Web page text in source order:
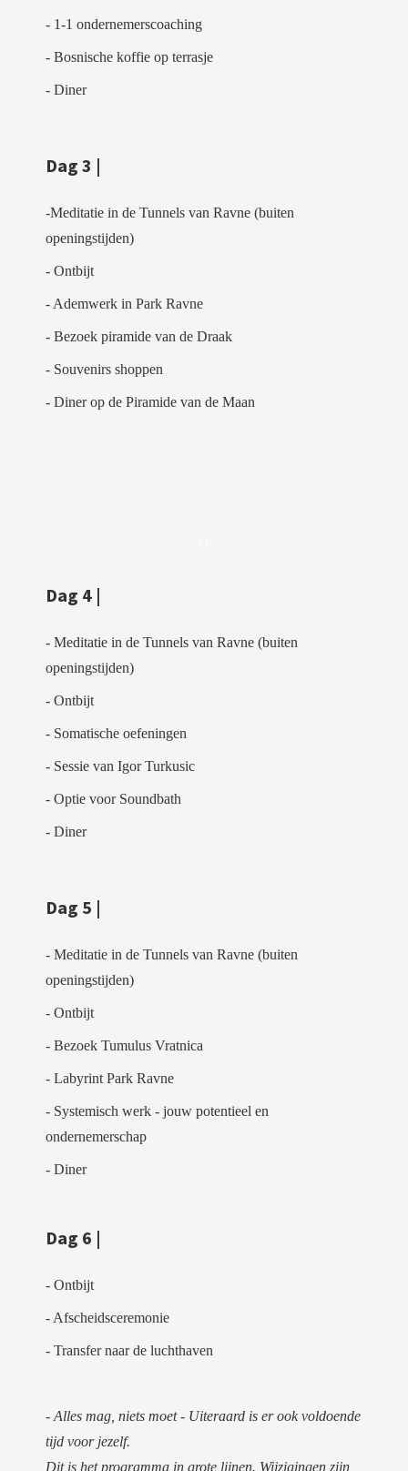
- 1-1 ondernemerscoaching
- Bosnische koffie op terrasje
- Diner
Dag 3 |
-Meditatie in de Tunnels van Ravne (buiten
openingstijden)
- Ontbijt
- Ademwerk in Park Ravne
- Bezoek piramide van de Draak
- Souvenirs shoppen
- Diner op de Piramide van de Maan
Dag 4 |
- Meditatie in de Tunnels van Ravne (buiten
openingstijden)
- Ontbijt
- Somatische oefeningen
- Sessie van Igor Turkusic
- Optie voor Soundbath
- Diner
Dag 5 |
- Meditatie in de Tunnels van Ravne (buiten
openingstijden)
- Ontbijt
- Bezoek Tumulus Vratnica
- Labyrint Park Ravne
- Systemisch werk - jouw potentieel en
ondernemerschap
- Diner
Dag 6 |
- Ontbijt
- Afscheidsceremonie
- Transfer naar de luchthaven
- Alles mag, niets moet - Uiteraard is er ook voldoende
tijd voor jezelf.
Dit is het programma in grote lijnen. Wijzigingen zijn